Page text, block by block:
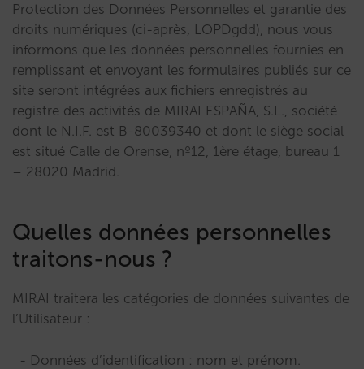
Protection des Données Personnelles et garantie des
droits numériques (ci-après, LOPDgdd), nous vous
informons que les données personnelles fournies en
remplissant et envoyant les formulaires publiés sur ce
site seront intégrées aux fichiers enregistrés au
registre des activités de MIRAI ESPAÑA, S.L., société
dont le N.I.F. est B-80039340 et dont le siège social
est situé Calle de Orense, nº12, 1ère étage, bureau 1
– 28020 Madrid.
Quelles données personnelles
traitons-nous ?
MIRAI traitera les catégories de données suivantes de
l’Utilisateur :
Données d’identification : nom et prénom.